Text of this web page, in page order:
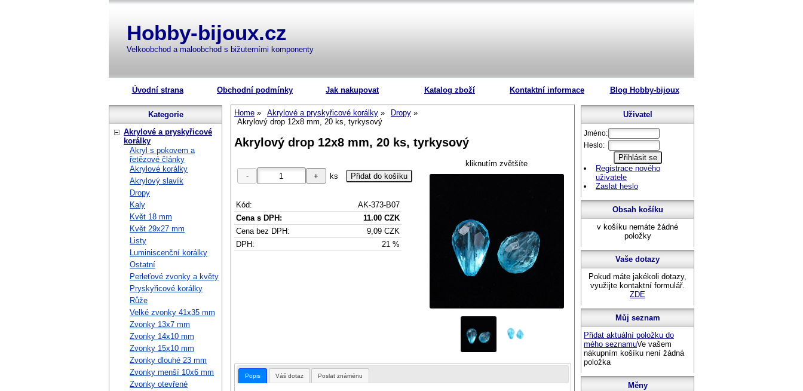
Hobby-bijoux.cz
Velkoobchod a maloobchod s bižuterními komponenty
Úvodní strana Obchodní podmínky Jak nakupovat Katalog zboží Kontaktní informace Blog Hobby-bijoux
Home Akrylové a pryskyřicové korálky
Dropy
Akrylový drop 12x8 mm, 20 ks, tyrkysový
Akrylový drop 12x8 mm, 20 ks, tyrkysový
kliknutím zvětšíte
ks
Kód:
AK-373-B07
Cena s DPH:
11.00 CZK
Cena bez DPH:
9,09 CZK
DPH:
21 %
Popis Váš dotaz Poslat známénu
Kategorie
Akrylové a pryskyřicové
korálky
Akryl s pokovem a
řetězové články
Akrylové korálky
Akrylový slavík
Dropy
Kaly
Květ 18 mm
Květ 29x27 mm
Listy
Luminiscenční korálky
Ostatní
Perleťové zvonky a květy
Pryskyřicové korálky
Růže
Velké zvonky 41x35 mm
Zvonky 13x7 mm
Zvonky 14x10 mm
Zvonky 15x10 mm
Zvonky dlouhé 23 mm
Zvonky menší 10x6 mm
Zvonky otevřené
Uživatel
Jméno:
Heslo:
Registrace nového
uživatele
Zaslat heslo
Obsah košíku
v košíku nemáte žádné
položky
Vaše dotazy
Pokud máte jakékoli dotazy,
využijte kontaktní formulář.
ZDE
Můj seznam
Přidat aktuální položku do
mého seznamuVe vašem
nákupním košíku není žádná
položka
Měny